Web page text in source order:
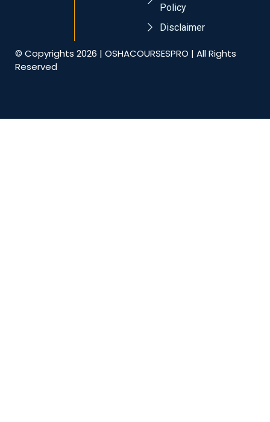
Policy
Disclaimer
© Copyrights 2026 | OSHACOURSESPRO | All Rights
Reserved